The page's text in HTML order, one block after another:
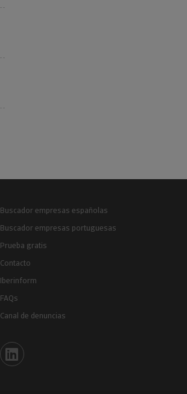
Buscador empresas españolas
Buscador empresas portuguesas
Prueba gratis
Contacto
Iberinform
FAQs
Canal de denuncias
Iberinform en Linkedin